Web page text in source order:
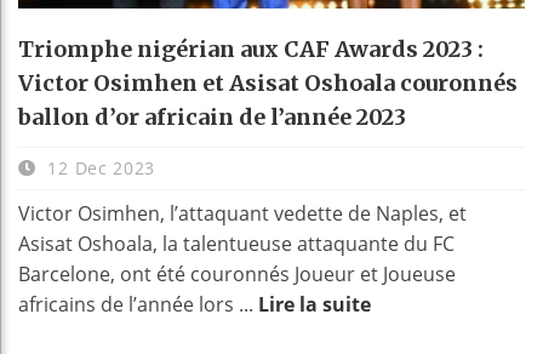
Triomphe nigérian aux CAF Awards 2023 :
Victor Osimhen et Asisat Oshoala couronnés
ballon d’or africain de l’année 2023
12 Dec 2023
Victor Osimhen, l’attaquant vedette de Naples, et
Asisat Oshoala, la talentueuse attaquante du FC
Barcelone, ont été couronnés Joueur et Joueuse
africains de l’année lors ... Lire la suite